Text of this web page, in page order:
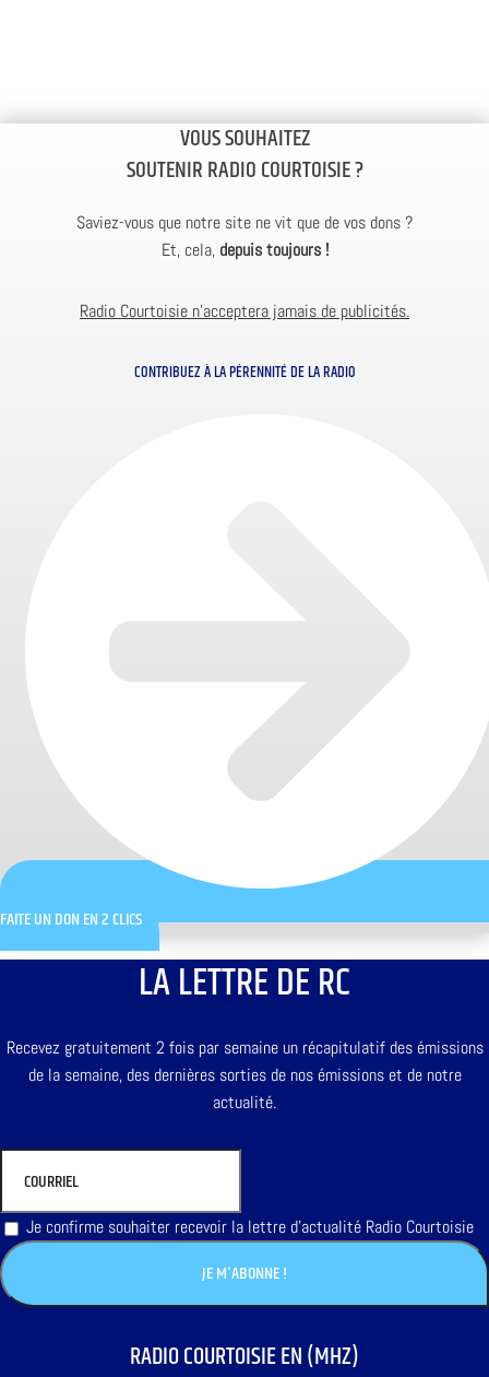
VOUS SOUHAITEZ
SOUTENIR RADIO COURTOISIE ?
Saviez-vous que notre site ne vit que de vos dons ?
Et, cela, depuis toujours !
Radio Courtoisie n’acceptera jamais de publicités.
CONTRIBUEZ À LA PÉRENNITÉ DE LA RADIO
FAITE UN DON EN 2 CLICS
LA LETTRE DE RC
Recevez gratuitement 2 fois par semaine un récapitulatif des émissions
de la semaine, des dernières sorties de nos émissions et de notre
actualité.
Je confirme souhaiter recevoir la lettre d'actualité Radio Courtoisie
RADIO COURTOISIE EN (MHZ)